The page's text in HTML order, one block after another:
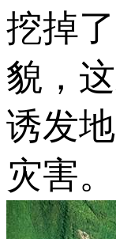
挖掉
貌，
诱发
灾害。